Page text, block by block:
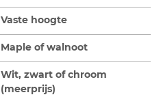
Vaste hoogte
Maple of walnoot
Wit, zwart of chroom
(meerprijs)